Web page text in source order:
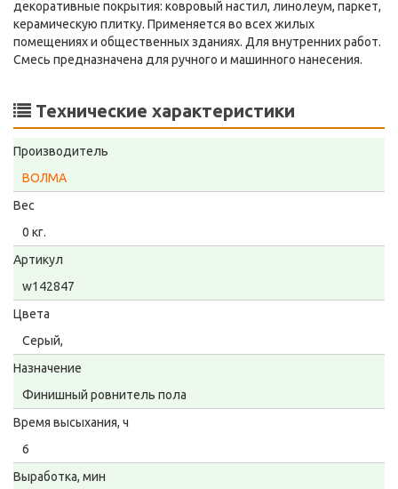
декоративные покрытия: ковровый настил, линолеум, паркет,
керамическую плитку. Применяется во всех жилых
помещениях и общественных зданиях. Для внутренних работ.
Смесь предназначена для ручного и машинного нанесения.
Технические характеристики
Производитель
ВОЛМА
Вес
0 кг.
Артикул
w142847
Цвета
Серый,
Назначение
Финишный ровнитель пола
Время высыхания, ч
6
Выработка, мин